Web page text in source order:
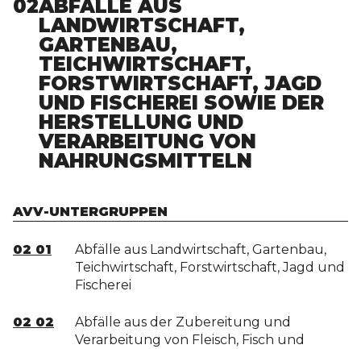
02ABFÄLLE AUS
LANDWIRTSCHAFT,
GARTENBAU,
TEICHWIRTSCHAFT,
FORSTWIRTSCHAFT, JAGD
UND FISCHEREI SOWIE DER
HERSTELLUNG UND
VERARBEITUNG VON
NAHRUNGSMITTELN
AVV-UNTERGRUPPEN
02 01
Abfälle aus Landwirtschaft, Gartenbau,
Teichwirtschaft, Forstwirtschaft, Jagd und
Fischerei
02 02
Abfälle aus der Zubereitung und
Verarbeitung von Fleisch, Fisch und